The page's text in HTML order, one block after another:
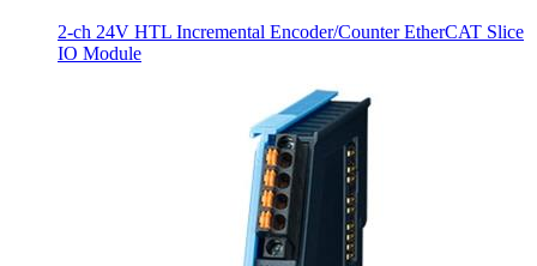
2-ch 24V HTL Incremental Encoder/Counter EtherCAT Slice
IO Module